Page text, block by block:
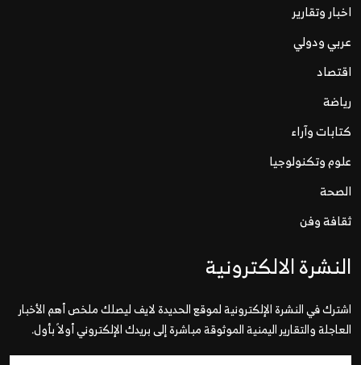
اخبار وتقارير
عربي ودولي
اقتصاد
رياضة
كتابات وآراء
علوم وتكنولوجيا
الصحة
ثقافة وفن
النشرة الالكترونية
اشترك في النشرة الإلكترونية لموقع الحديدة لايف ليصلك ملخص أهم الأخبار
العاجلة والتقارير اليمنية الموثوقة مباشرة إلى بريدك الإلكتروني أولاً بأول.